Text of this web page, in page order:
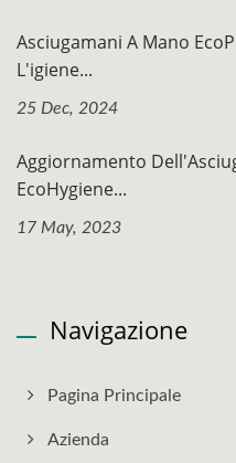
Asciugamani A Mano
L'igiene...
25 Dec, 2024
Aggiornamento
EcoHygiene...
17 May, 2023
Navigazione
Pagina Principale
Azienda